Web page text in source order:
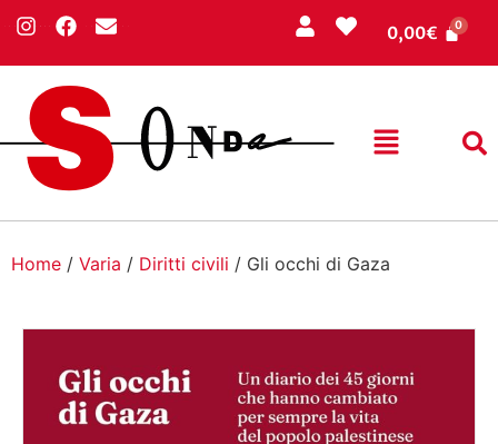
0,00€
Home / Varia / Diritti civili / Gli occhi di Gaza